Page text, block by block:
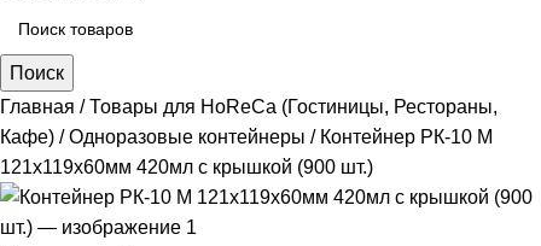
Поиск
Главная
Товары для HoReCa (Гостиницы, Рестораны,
Кафе)
Одноразовые контейнеры
Контейнер РК-10 М
121х119х60мм 420мл с крышкой (900 шт.)